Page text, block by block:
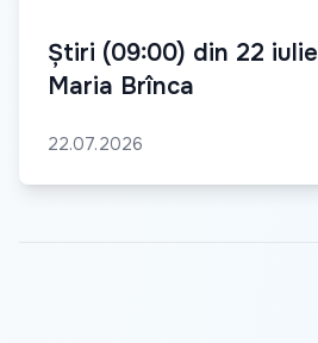
Știri (09:00) din 22
Maria Brînca
22.07.2026